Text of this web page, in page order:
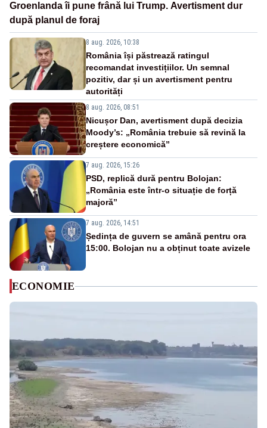
Groenlanda îi pune frână lui Trump. Avertisment dur
după planul de foraj
8 aug. 2026, 10:38
România își păstrează ratingul
recomandat investițiilor. Un semnal
pozitiv, dar și un avertisment pentru
autorități
8 aug. 2026, 08:51
Nicușor Dan, avertisment după decizia
Moody’s: „România trebuie să revină la
creștere economică”
7 aug. 2026, 15:26
PSD, replică dură pentru Bolojan:
„România este într-o situație de forță
majoră”
7 aug. 2026, 14:51
Ședința de guvern se amână pentru ora
15:00. Bolojan nu a obținut toate avizele
ECONOMIE